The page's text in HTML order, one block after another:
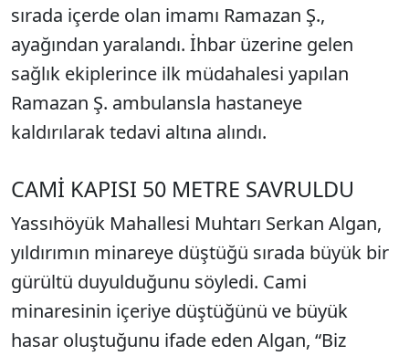
sırada içerde olan imamı Ramazan Ş.,
ayağından yaralandı. İhbar üzerine gelen
sağlık ekiplerince ilk müdahalesi yapılan
Ramazan Ş. ambulansla hastaneye
kaldırılarak tedavi altına alındı.
CAMİ KAPISI 50 METRE SAVRULDU
Yassıhöyük Mahallesi Muhtarı Serkan Algan,
yıldırımın minareye düştüğü sırada büyük bir
gürültü duyulduğunu söyledi. Cami
minaresinin içeriye düştüğünü ve büyük
hasar oluştuğunu ifade eden Algan, “Biz